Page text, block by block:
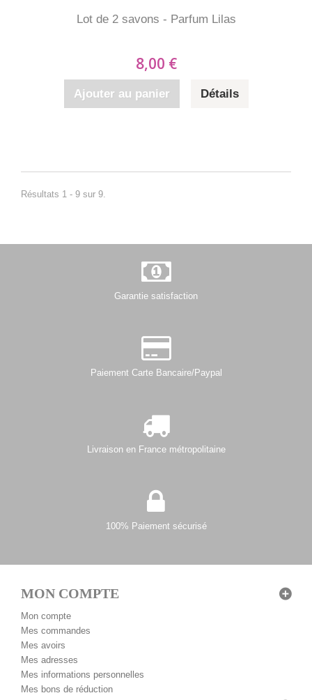
Lot de 2 savons - Parfum Lilas
8,00 €
Ajouter au panier Détails
Résultats 1 - 9 sur 9.
Garantie satisfaction
Paiement Carte Bancaire/Paypal
Livraison en France métropolitaine
100% Paiement sécurisé
MON COMPTE
Mon compte
Mes commandes
Mes avoirs
Mes adresses
Mes informations personnelles
Mes bons de réduction